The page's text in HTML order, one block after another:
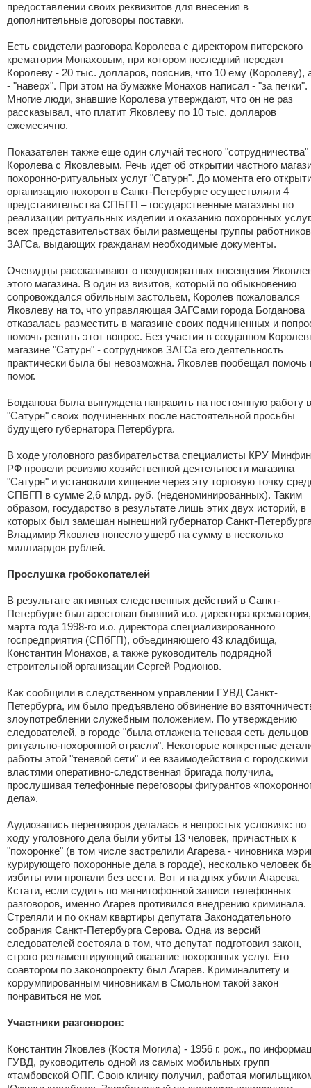
предоставлении своих реквизитов для внесения в
дополнительные договоры поставки.
Есть свидетели разговора Королева с директором питерского
крематория Монаховым, при котором последний передал
Королеву - 20 тыс. долларов, пояснив, что 10 ему (Королеву),
- "наверх". При этом на бумажке Монахов написал - "за печки".
Многие люди, знавшие Королева утверждают, что он не раз
рассказывал, что платит Яковлеву по 10 тыс. долларов
ежемесячно.
Показателен также еще один случай тесного "сотрудничества"
Королева с Яковлевым. Речь идет об открытии частного
похоронно-ритуальных услуг "Сатурн". До момента его
организацию похорон в Санкт-Петербурге осуществляли 4
представительства СПБГП – государственные магазины по
реализации ритуальных изделии и оказанию похоронных
всех представительствах были размещены группы работников
ЗАГСа, выдающих гражданам необходимые документы.
Очевидцы рассказывают о неоднократных посещения
этого магазина. В один из визитов, который по обыкновению
сопровождался обильным застольем, Королев пожаловался
Яковлеву на то, что управляющая ЗАГСами города Богданова
отказалась разместить в магазине своих подчиненных и
помочь решить этот вопрос. Без участия в созданном
магазине "Сатурн" - сотрудников ЗАГСа его деятельность
практически была бы невозможна. Яковлев пообещал помочь
помог.
Богданова была вынуждена направить на постоянную работу в
"Сатурн" своих подчиненных после настоятельной просьбы
будущего губернатора Петербурга.
В ходе уголовного разбирательства специалисты КРУ
РФ провели ревизию хозяйственной деятельности магазина
"Сатурн" и установили хищение через эту торговую точку
СПБГП в сумме 2,6 млрд. руб. (неденоминированных). Таким
образом, государство в результате лишь этих двух историй, в
которых был замешан нынешний губернатор Санкт-
Владимир Яковлев понесло ущерб на сумму в несколько
миллиардов рублей.
Прослушка гробокопателей
В результате активных следственных действий в Санкт-
Петербурге был арестован бывший и.о. директора
марта года 1998-го и.о. директора специализированного
госпредприятия (СПбГП), объединяющего 43 кладбища,
Константин Монахов, а также руководитель подрядной
строительной организации Сергей Родионов.
Как сообщили в следственном управлении ГУВД Санкт-
Петербурга, им было предъявлено обвинение во
злоупотреблении служебным положением. По утверждению
следователей, в городе "была отлажена теневая сеть дельцов
ритуально-похоронной отрасли". Некоторые конкретные
работы этой "теневой сети" и ее взаимодействия с городскими
властями оперативно-следственная бригада получила,
прослушивая телефонные переговоры фигурантов
дела».
Аудиозапись переговоров делалась в непростых условиях: по
ходу уголовного дела были убиты 13 человек, причастных к
"похоронке" (в том числе застрелили Агарева - чиновника
курирующего похоронные дела в городе), несколько человек
избиты или пропали без вести. Вот и на днях убили Агарева,
Кстати, если судить по магнитофонной записи телефонных
разговоров, именно Агарев противился внедрению криминала.
Стреляли и по окнам квартиры депутата Законодательного
собрания Санкт-Петербурга Серова. Одна из версий
следователей состояла в том, что депутат подготовил закон,
строго регламентирующий оказание похоронных услуг. Его
соавтором по законопроекту был Агарев. Криминалитету и
коррумпированным чиновникам в Смольном такой закон
понравиться не мог.
Участники разговоров:
Константин Яковлев (Костя Могила) - 1956 г. рож., по
ГУВД, руководитель одной из самых мобильных групп
«тамбовской ОПГ. Свою кличку получил, работая